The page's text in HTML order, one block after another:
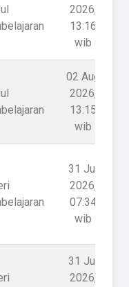
2026,
13:16
wib
02 Aug
2026,
13:15
wib
31 Jul
2026,
07:34
wib
31 Jul
2026,